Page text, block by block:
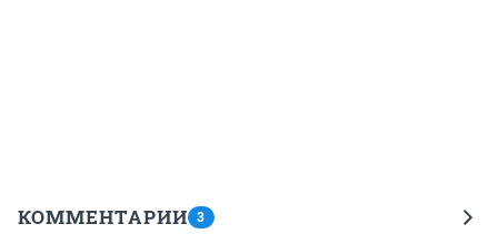
КОММЕНТАРИИ 3